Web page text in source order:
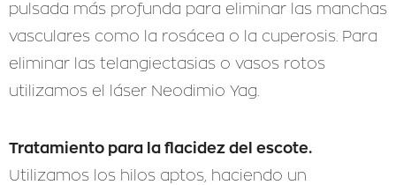
pulsada más profunda para eliminar las manchas
vasculares como la rosácea o la cuperosis. Para
eliminar las telangiectasias o vasos rotos
utilizamos el láser Neodimio Yag.
Tratamiento para la flacidez del escote.
Utilizamos los hilos aptos, haciendo un